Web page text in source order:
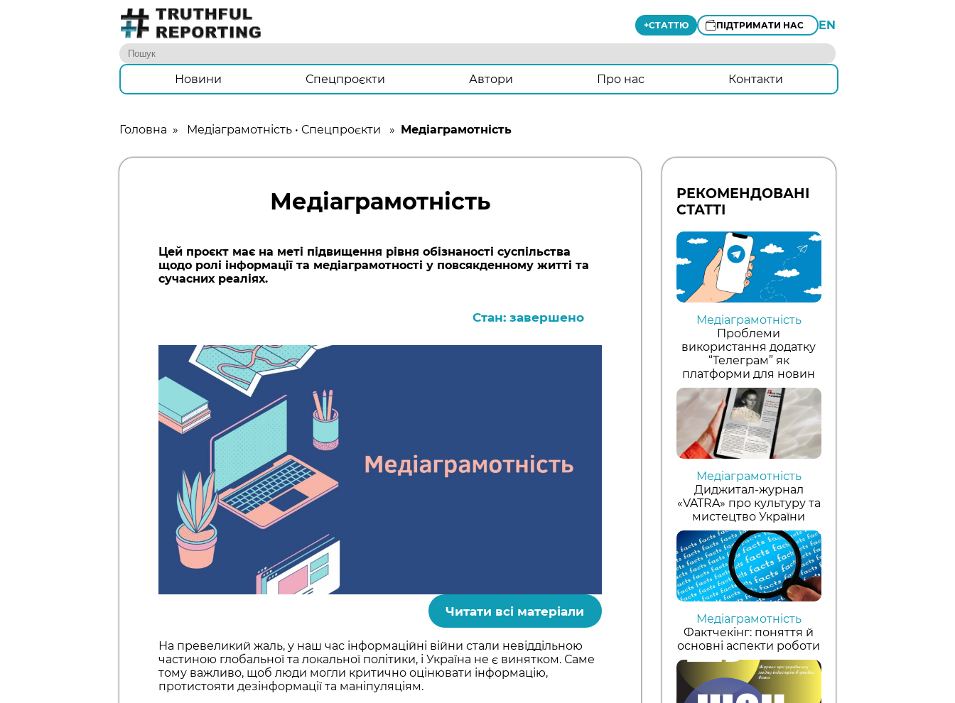
+СТАТТЮ ПІДТРИМАТИ НАС EN
Новини Спецпроєкти Автори Про нас Контакти
Головна » Медіаграмотність • Спецпроєкти » Медіаграмотність
Медіаграмотність
Цей проєкт має на меті підвищення рівня обізнаності суспільства
щодо ролі інформації та медіаграмотності у повсякденному житті та
сучасних реаліях.
Стан: завершено
Читати всі матеріали
На превеликий жаль, у наш час інформаційні війни стали невіддільною
частиною глобальної та локальної політики, і Україна не є винятком. Саме
тому важливо, щоб люди могли критично оцінювати інформацію,
протистояти дезінформації та маніпуляціям.
РЕКОМЕНДОВАНІ
СТАТТІ
Медіаграмотність
Проблеми
використання додатку
“Телеграм” як
платформи для новин
Медіаграмотність
Диджитал-журнал
«VATRA» про культуру та
мистецтво України
Медіаграмотність
Фактчекінг: поняття й
основні аспекти роботи